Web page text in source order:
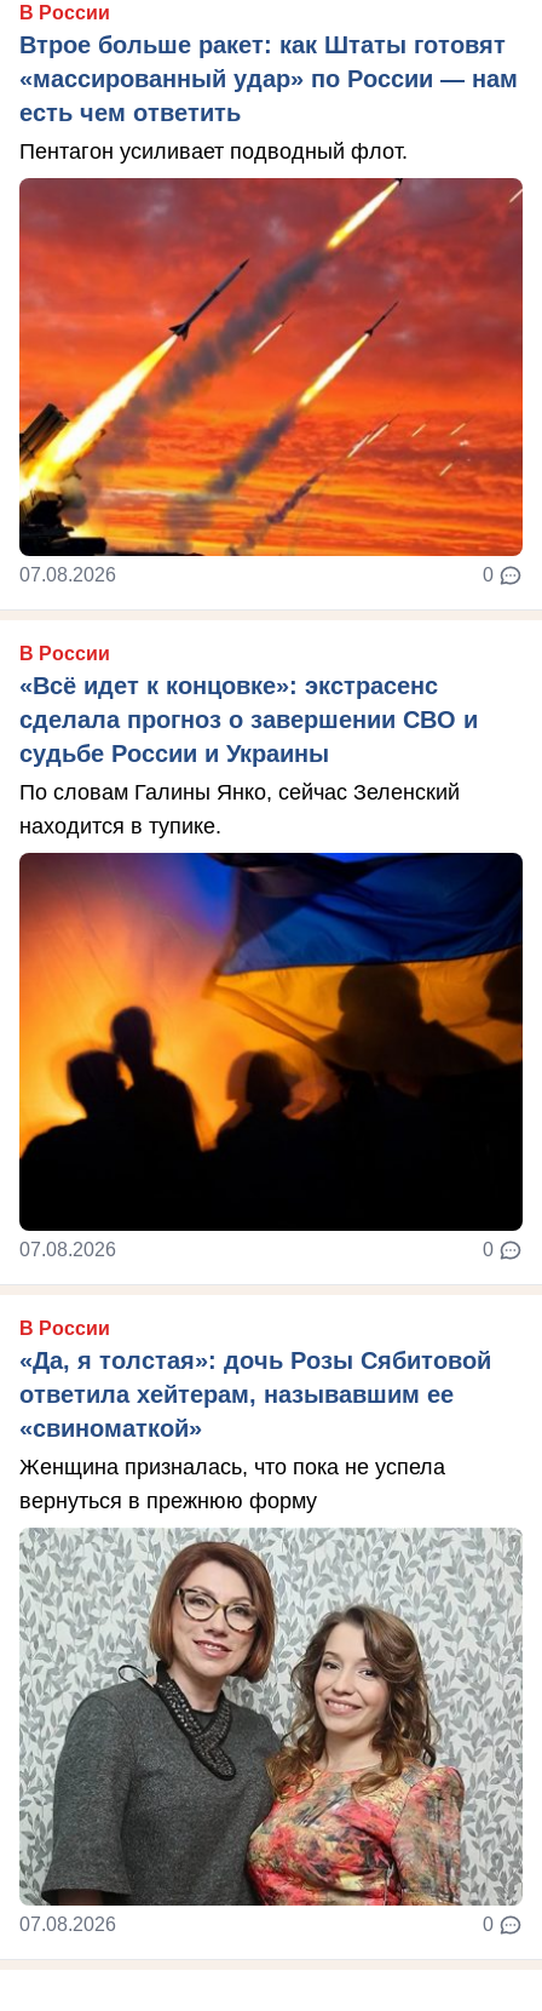
В России
Втрое больше ракет: как Штаты готовят
«массированный удар» по России — нам
есть чем ответить
Пентагон усиливает подводный флот.
07.08.2026 0
В России
«Всё идет к концовке»: экстрасенс
сделала прогноз о завершении СВО и
судьбе России и Украины
По словам Галины Янко, сейчас Зеленский
находится в тупике.
07.08.2026 0
В России
«Да, я толстая»: дочь Розы Сябитовой
ответила хейтерам, называвшим ее
«свиноматкой»
Женщина призналась, что пока не успела
вернуться в прежнюю форму
07.08.2026 0